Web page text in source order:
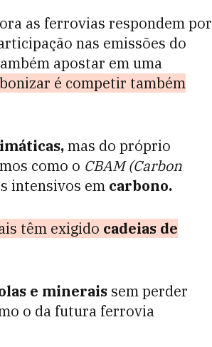
as ferrovias respondem por
nas emissões do
apostar em uma
é competir também
mas do próprio
como o CBAM (Carbon
intensivos em carbono.
têm exigido cadeias de
e minerais sem perder
o da futura ferrovia